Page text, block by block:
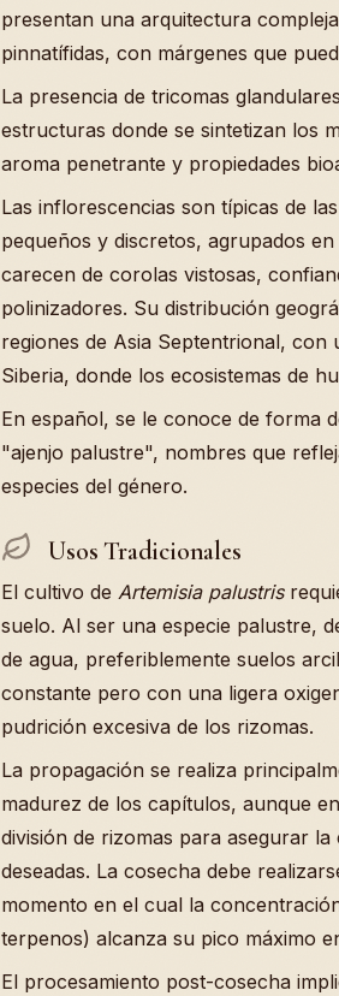
presentan una arquitectura
pinnatífidas, con márgenes que
La presencia de tricomas
estructuras donde se sintetizan los
aroma penetrante y propiedades
Las inflorescencias son típicas de
pequeños y discretos, agrupados
carecen de corolas vistosas,
polinizadores. Su distribución
regiones de Asia Septentrional, con
Siberia, donde los ecosistemas de
En español, se le conoce de forma
"ajenjo palustre", nombres que
especies del género.
Usos Tradicionales
El cultivo de Artemisia palustris
suelo. Al ser una especie palustre,
de agua, preferiblemente suelos
constante pero con una ligera
pudrición excesiva de los rizomas.
La propagación se realiza
madurez de los capítulos, aunque
división de rizomas para asegurar
deseadas. La cosecha debe
momento en el cual la
terpenos) alcanza su pico máximo
El procesamiento post-cosecha